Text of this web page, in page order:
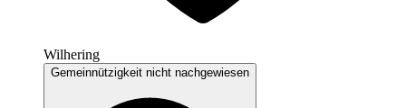
Wilhering
Gemeinnützigkeit nicht nachgewiesen